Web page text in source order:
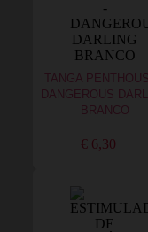
TANGA
DANGEROUS
BRANCO
€ 6,30